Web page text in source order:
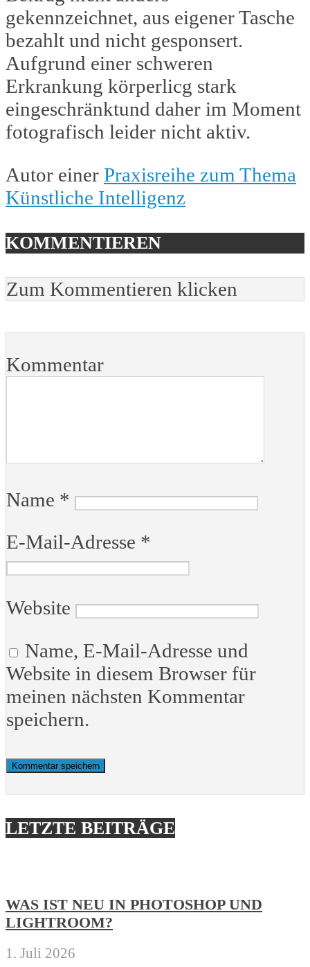
gekennzeichnet, aus eigener Tasche
bezahlt und nicht gesponsert.
Aufgrund einer schweren
Erkrankung körperlicg stark
eingeschränktund daher im Moment
fotografisch leider nicht aktiv.
Autor einer Praxisreihe zum Thema
Künstliche Intelligenz
KOMMENTIEREN
Zum Kommentieren klicken
Kommentar
Name *
E-Mail-Adresse *
Website
Name, E-Mail-Adresse und
Website in diesem Browser für
meinen nächsten Kommentar
speichern.
LETZTE BEITRÄGE
WAS IST NEU IN PHOTOSHOP UND
LIGHTROOM?
1. Juli 2026